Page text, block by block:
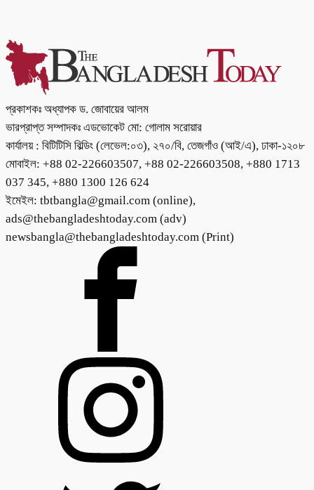
প্রকাশকঃ অধ্যাপক ড. জোবায়ের আলম
ভারপ্রাপ্ত সম্পাদকঃ এডভোকেট মো: গোলাম সরোয়ার
কার্যালয় : বিটিটিসি বিল্ডিং (লেভেল:০৩), ২৭০/বি, তেজগাঁও (আই/এ), ঢাকা-১২০৮
মোবাইল: +88 02-226603507, +88 02-226603508, +880 1713
037 345, +880 1300 126 624
ইমেইল: tbtbangla@gmail.com (online),
ads@thebangladeshtoday.com (adv)
newsbangla@thebangladeshtoday.com (Print)